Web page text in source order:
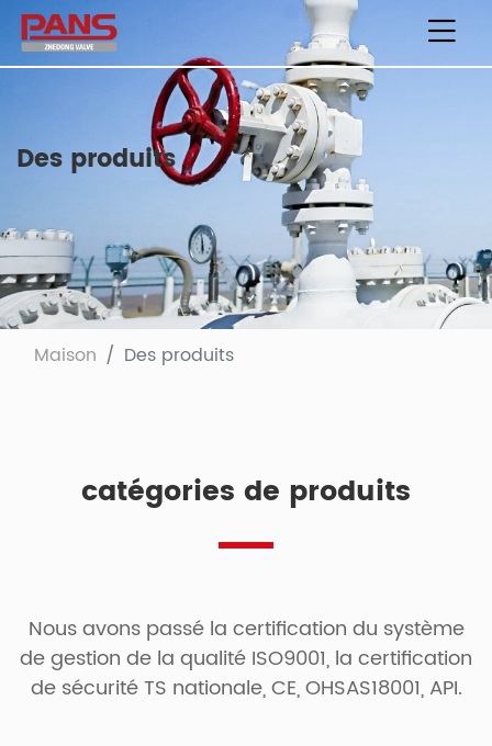
Des produits
Maison Des produits
catégories de produits
Nous avons passé la certification du système
de gestion de la qualité ISO9001, la certification
de sécurité TS nationale, CE, OHSAS18001, API.